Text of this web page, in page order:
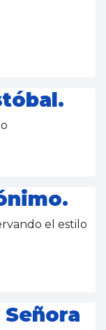
el estilo